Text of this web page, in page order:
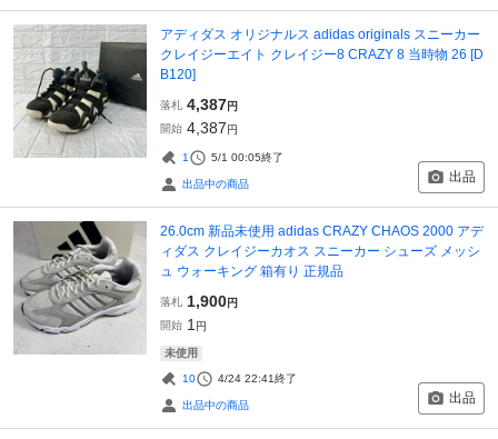
アディダス オリジナルス adidas originals スニーカー
クレイジーエイト クレイジー8 CRAZY 8 当時物 26 [D
B120]
落札 4,387円
開始 4,387円
1 5/1 00:05終了
出品中の商品 出品
26.0cm 新品未使用 adidas CRAZY CHAOS 2000 アデ
ィダス クレイジーカオス スニーカー シューズ メッシ
ュ ウォーキング 箱有り 正規品
落札 1,900円
開始 1 円
未使用
10 4/24 22:41終了
出品中の商品 出品